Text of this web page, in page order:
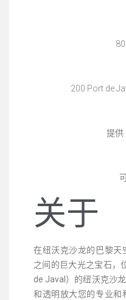
200 Port de
提供
关于
在纽沃克沙龙的巴黎天
之间的巨大光之宝石，
de Javal）的纽沃克沙
和透明放大您的专业和